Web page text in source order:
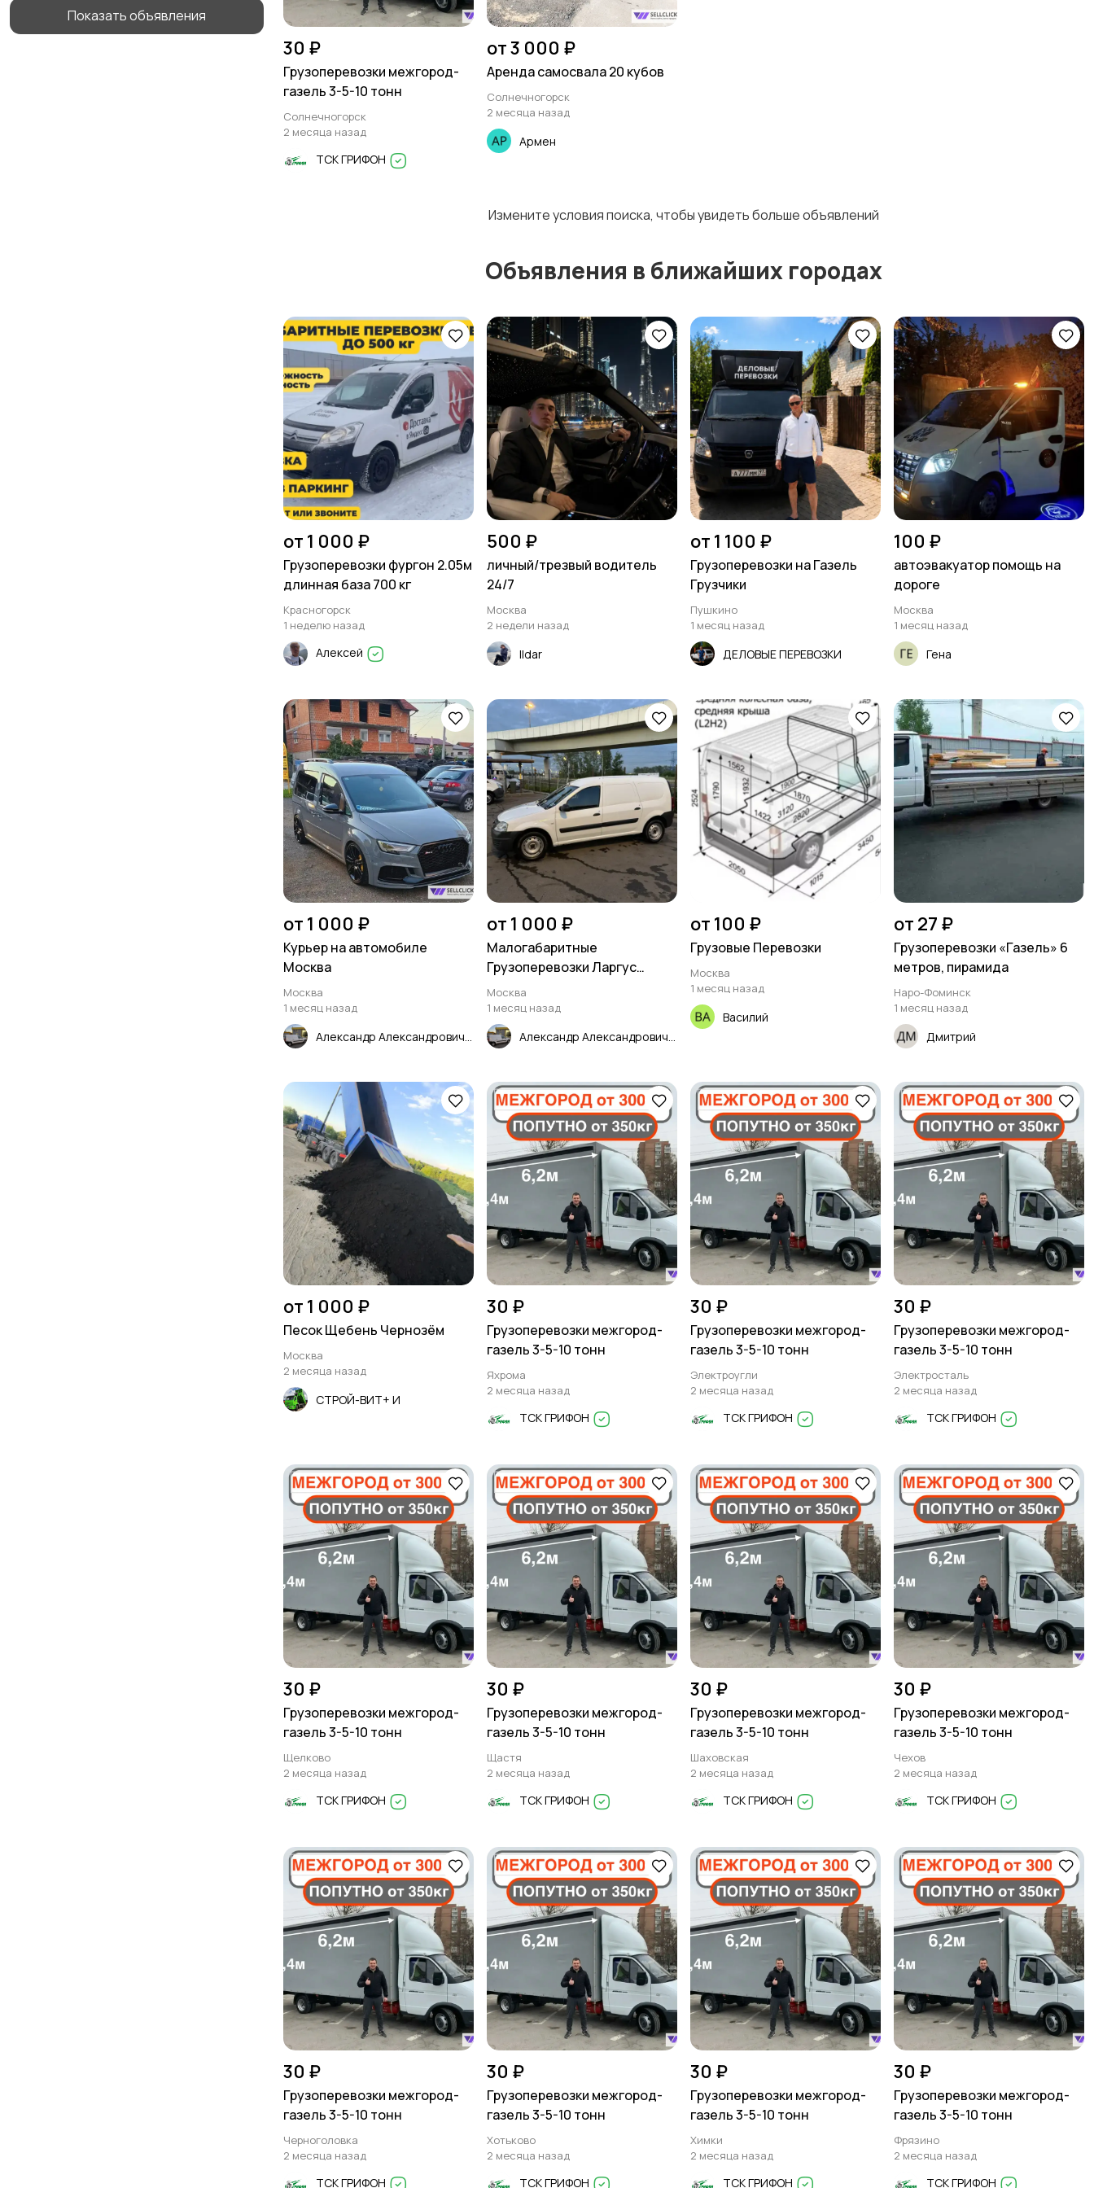
Показать объявления
30 ₽
Грузоперевозки межгород-
газель 3-5-10 тонн
Солнечногорск
2 месяца назад
ТСК ГРИФОН
от 3 000 ₽
Аренда самосвала 20 кубов
Солнечногорск
2 месяца назад
Армен
Измените условия поиска, чтобы увидеть больше объявлений
Объявления в ближайших городах
от 1 000 ₽
Грузоперевозки фургон 2.05м
длинная база 700 кг
Красногорск
1 неделю назад
Алексей
500 ₽
личный/трезвый водитель
24/7
Москва
2 недели назад
Ildar
от 1 100 ₽
Грузоперевозки на Газель
Грузчики
Пушкино
1 месяц назад
ДЕЛОВЫЕ ПЕРЕВОЗКИ
100 ₽
автоэвакуатор помощь на
дороге
Москва
1 месяц назад
Гена
от 1 000 ₽
Курьер на автомобиле
Москва
Москва
1 месяц назад
от 1 000 ₽
Малогабаритные
Грузоперевозки Ларгус
Москва
Москва
1 месяц назад
от 100 ₽
Грузовые Перевозки
Москва
1 месяц назад
Василий
от 27 ₽
Грузоперевозки «Газель» 6
метров, пирамида
Наро-Фоминск
1 месяц назад
Дмитрий
от 1 000 ₽
Песок Щебень Чернозём
Москва
2 месяца назад
СТРОЙ-ВИТ+ И
30 ₽
Грузоперевозки межгород-
газель 3-5-10 тонн
Яхрома
2 месяца назад
ТСК ГРИФОН
30 ₽
Грузоперевозки межгород-
газель 3-5-10 тонн
Электроугли
2 месяца назад
ТСК ГРИФОН
30 ₽
Грузоперевозки межгород-
газель 3-5-10 тонн
Электросталь
2 месяца назад
ТСК ГРИФОН
30 ₽
Грузоперевозки межгород-
газель 3-5-10 тонн
Щелково
2 месяца назад
ТСК ГРИФОН
30 ₽
Грузоперевозки межгород-
газель 3-5-10 тонн
Щастя
2 месяца назад
ТСК ГРИФОН
30 ₽
Грузоперевозки межгород-
газель 3-5-10 тонн
Шаховская
2 месяца назад
ТСК ГРИФОН
30 ₽
Грузоперевозки межгород-
газель 3-5-10 тонн
Чехов
2 месяца назад
ТСК ГРИФОН
30 ₽
Грузоперевозки межгород-
газель 3-5-10 тонн
Черноголовка
2 месяца назад
ТСК ГРИФОН
30 ₽
Грузоперевозки межгород-
газель 3-5-10 тонн
Хотьково
2 месяца назад
ТСК ГРИФОН
30 ₽
Грузоперевозки межгород-
газель 3-5-10 тонн
Химки
2 месяца назад
ТСК ГРИФОН
30 ₽
Грузоперевозки межгород-
газель 3-5-10 тонн
Фрязино
2 месяца назад
ТСК ГРИФОН